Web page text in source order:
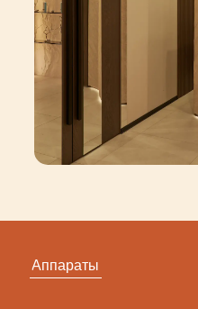
Аппараты